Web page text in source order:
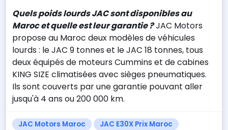
Quels poids lourds JAC sont disponibles au
Maroc et quelle est leur garantie ?JAC Motors
propose au Maroc deux modèles de véhicules
lourds : le JAC 9 tonnes et le JAC 18 tonnes, tous
deux équipés de moteurs Cummins et de cabines
KING SIZE climatisées avec sièges pneumatiques.
Ils sont couverts par une garantie pouvant aller
jusqu'à 4 ans ou 200 000 km.
JAC Motors Maroc
JAC E30X Prix Maroc